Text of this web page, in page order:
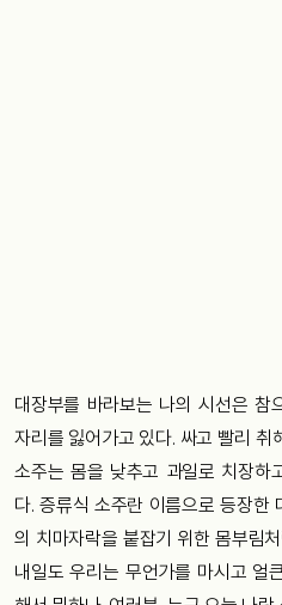
대장부를 바라보는 나의 시선은 참
자리를 잃어가고 있다. 싸고 빨리 취
소주는 몸을 낮추고 과일로 치장하
다. 증류식 소주란 이름으로 등장한
의 치마자락을 붙잡기 위한 몸부림
내일도 우리는 무언가를 마시고 얼